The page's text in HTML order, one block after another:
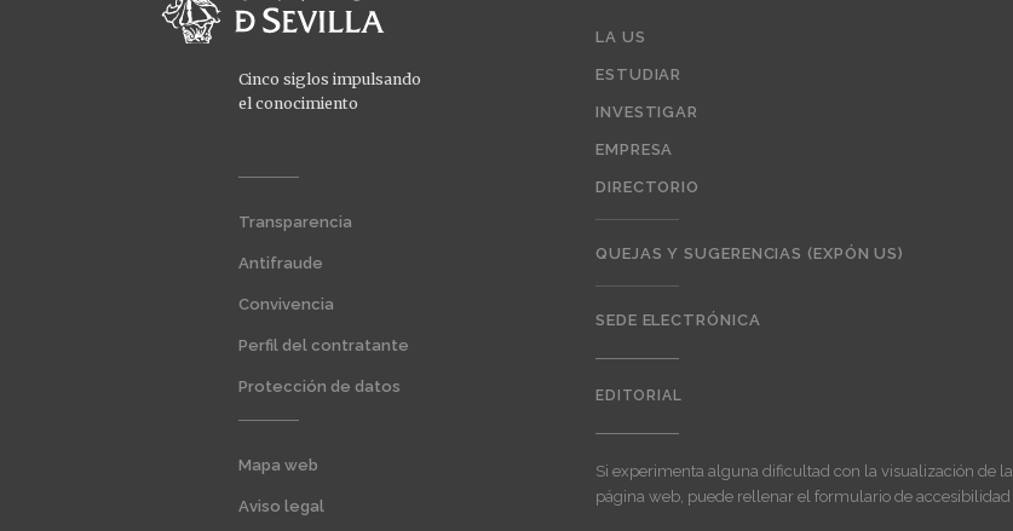
Cinco siglos impulsando
el conocimiento
Transparencia
Antifraude
Convivencia
Perfil del contratante
Protección de datos
Mapa web
Aviso legal
LA US
ESTUDIAR
INVESTIGAR
EMPRESA
DIRECTORIO
QUEJAS Y SUGERENCIAS (EXPÓN US)
SEDE ELECTRÓNICA
EDITORIAL
Si experimenta alguna dificultad con la visualización de la
página web, puede rellenar el formulario de accesibilidad